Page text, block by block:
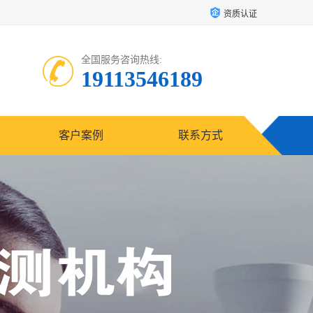
资质认证
全国服务咨询热线:
19113546189
客户案例 联系方式